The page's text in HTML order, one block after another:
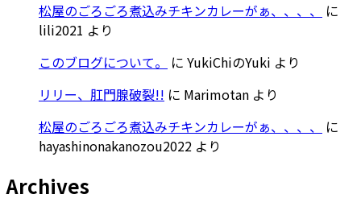
松屋のごろごろ煮込みチキンカレーがぁ、、、、
に
lili2021 より
このブログについて。
に YukiChiのYuki より
リリー、肛門腺破裂!! に Marimotan より
松屋のごろごろ煮込みチキンカレーがぁ、、、、
に
hayashinonakanozou2022 より
Archives